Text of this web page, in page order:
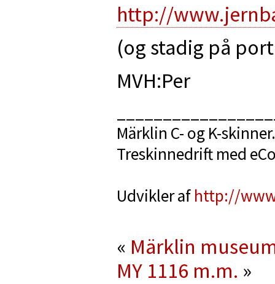
http://
(og stadig på
MVH:Per
Märklin C- og K-skinner.
Treskinnedrift med
Udvikler af http://
« Märklin
MY 1116 m.m. »